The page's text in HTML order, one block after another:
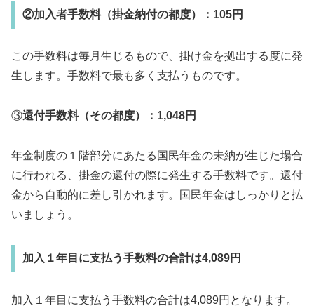
②加入者手数料（掛金納付の都度）：105円
この手数料は毎月生じるもので、掛け金を拠出する度に発
生します。手数料で最も多く支払うものです。
③還付手数料（その都度）：1,048円
年金制度の１階部分にあたる国民年金の未納が生じた場合
に行われる、掛金の還付の際に発生する手数料です。還付
金から自動的に差し引かれます。国民年金はしっかりと払
いましょう。
加入１年目に支払う手数料の合計は4,089円
加入１年目に支払う手数料の合計は4,089円となります。